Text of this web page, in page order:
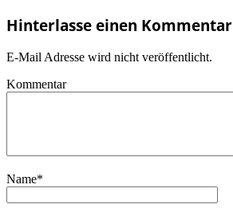
Hinterlasse einen Kommentar
E-Mail Adresse wird nicht veröffentlicht.
Kommentar
Name*